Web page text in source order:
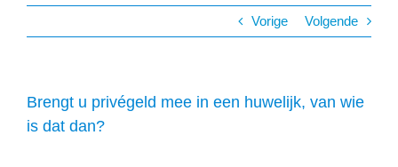
Vorige Volgende
Brengt u privégeld mee in een huwelijk, van wie
is dat dan?